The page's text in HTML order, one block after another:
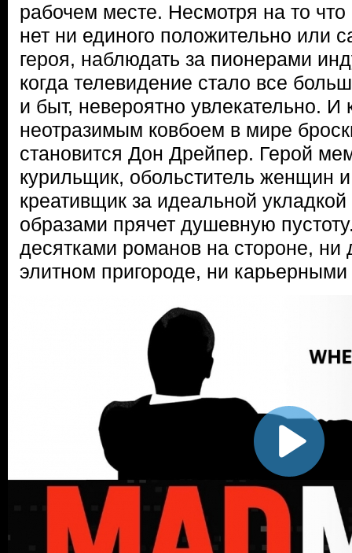
рабочем месте. Несмотря на то
нет ни единого положительно или
героя, наблюдать за пионерами
когда телевидение стало все
и быт, невероятно увлекательно.
неотразимым ковбоем в мире
становится Дон Дрейпер. Герой
курильщик, обольститель женщин
креативщик за идеальной
образами прячет душевную
десятками романов на стороне,
элитном пригороде, ни